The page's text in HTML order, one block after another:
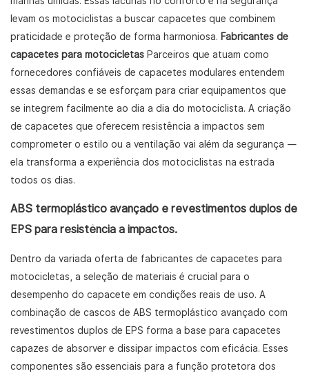
levam os motociclistas a buscar capacetes que combinem
praticidade e proteção de forma harmoniosa. Fabricantes de
capacetes para motocicletas Parceiros que atuam como
fornecedores confiáveis ​​de capacetes modulares entendem
essas demandas e se esforçam para criar equipamentos que
se integrem facilmente ao dia a dia do motociclista. A criação
de capacetes que oferecem resistência a impactos sem
comprometer o estilo ou a ventilação vai além da segurança —
ela transforma a experiência dos motociclistas na estrada
todos os dias.
ABS termoplástico avançado e revestimentos duplos de
EPS para resistência a impactos.
Dentro da variada oferta de fabricantes de capacetes para
motocicletas, a seleção de materiais é crucial para o
desempenho do capacete em condições reais de uso. A
combinação de cascos de ABS termoplástico avançado com
revestimentos duplos de EPS forma a base para capacetes
capazes de absorver e dissipar impactos com eficácia. Esses
componentes são essenciais para a função protetora dos